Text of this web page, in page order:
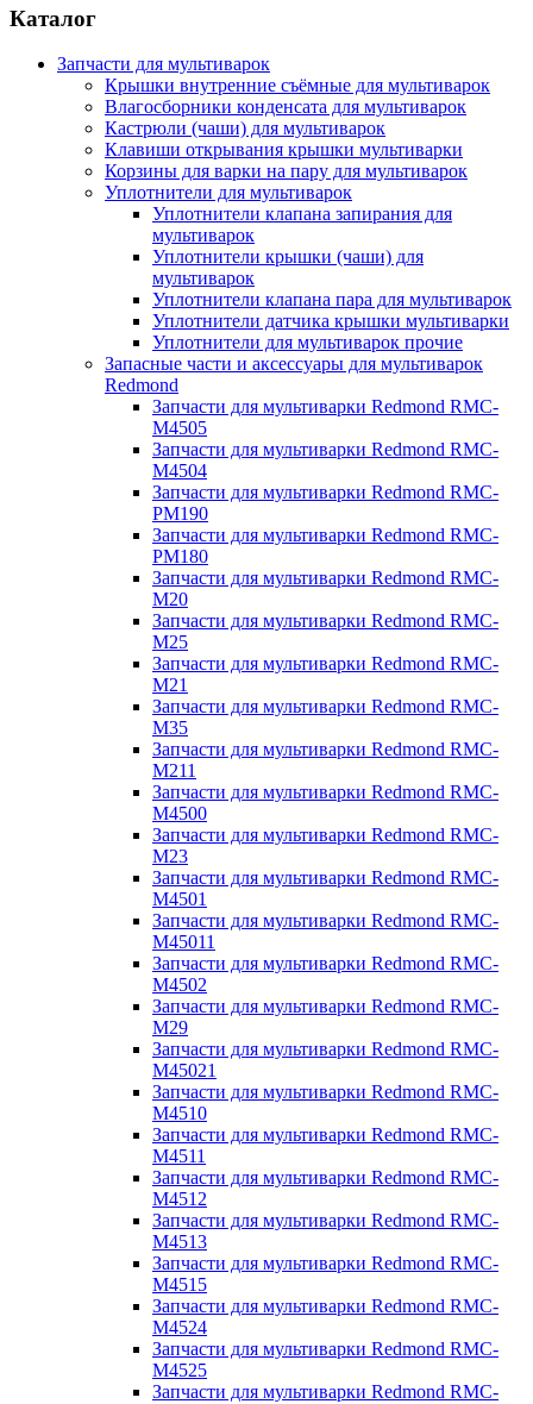
Каталог
Запчасти для мультиварок
Крышки внутренние съёмные для мультиварок
Влагосборники конденсата для мультиварок
Кастрюли (чаши) для мультиварок
Клавиши открывания крышки мультиварки
Корзины для варки на пару для мультиварок
Уплотнители для мультиварок
Уплотнители клапана запирания для
мультиварок
Уплотнители крышки (чаши) для
мультиварок
Уплотнители клапана пара для мультиварок
Уплотнители датчика крышки мультиварки
Уплотнители для мультиварок прочие
Запасные части и аксессуары для мультиварок
Redmond
Запчасти для мультиварки Redmond RMC-
M4505
Запчасти для мультиварки Redmond RMC-
M4504
Запчасти для мультиварки Redmond RMC-
PM190
Запчасти для мультиварки Redmond RMC-
PM180
Запчасти для мультиварки Redmond RMC-
M20
Запчасти для мультиварки Redmond RMC-
M25
Запчасти для мультиварки Redmond RMC-
M21
Запчасти для мультиварки Redmond RMC-
M35
Запчасти для мультиварки Redmond RMC-
M211
Запчасти для мультиварки Redmond RMC-
M4500
Запчасти для мультиварки Redmond RMC-
M23
Запчасти для мультиварки Redmond RMC-
M4501
Запчасти для мультиварки Redmond RMC-
M45011
Запчасти для мультиварки Redmond RMC-
M4502
Запчасти для мультиварки Redmond RMC-
M29
Запчасти для мультиварки Redmond RMC-
M45021
Запчасти для мультиварки Redmond RMC-
M4510
Запчасти для мультиварки Redmond RMC-
M4511
Запчасти для мультиварки Redmond RMC-
M4512
Запчасти для мультиварки Redmond RMC-
M4513
Запчасти для мультиварки Redmond RMC-
M4515
Запчасти для мультиварки Redmond RMC-
M4524
Запчасти для мультиварки Redmond RMC-
M4525
Запчасти для мультиварки Redmond RMC-